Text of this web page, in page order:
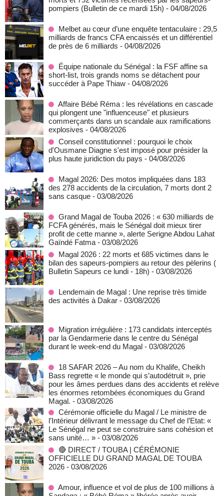
pompiers (Bulletin de ce mardi 15h) - 04/08/2026
Melbet au cœur d’une enquête tentaculaire : 29,5
milliards de francs CFA encaissés et un différentiel
de près de 6 milliards - 04/08/2026
Équipe nationale du Sénégal : la FSF affine sa
short-list, trois grands noms se détachent pour
succéder à Pape Thiaw - 04/08/2026
Affaire Bébé Réma : les révélations en cascade
qui plongent une "influenceuse" et plusieurs
commerçants dans un scandale aux ramifications
explosives - 04/08/2026
Conseil constitutionnel : pourquoi le choix
d'Ousmane Diagne s'est imposé pour présider la
plus haute juridiction du pays - 04/08/2026
Magal 2026: Des motos impliquées dans 183
des 278 accidents de la circulation, 7 morts dont 2
sans casque - 03/08/2026
Grand Magal de Touba 2026 : « 630 milliards de
FCFA générés, mais le Sénégal doit mieux tirer
profit de cette manne », alerte Serigne Abdou Lahat
Gaïndé Fatma - 03/08/2026
Magal 2026 : 22 morts et 685 victimes dans le
bilan des sapeurs-pompiers au retour des pèlerins (
Bulletin Sapeurs ce lundi - 18h) - 03/08/2026
Lendemain de Magal : Une reprise très timide
des activités à Dakar - 03/08/2026
Migration irrégulière : 173 candidats interceptés
par la Gendarmerie dans le centre du Sénégal
durant le week-end du Magal - 03/08/2026
18 SAFAR 2026 – Au nom du Khalife, Cheikh
Bass regrette « le monde qui s’autodétruit », prie
pour les âmes perdues dans des accidents et relève
les énormes retombées économiques du Grand
Magal. - 03/08/2026
Cérémonie officielle du Magal / Le ministre de
l’Intérieur délivrant le message du Chef de l’Etat: «
Le Sénégal ne peut se construire sans cohésion et
sans unité… » - 03/08/2026
🔴 DIRECT / TOUBA | CÉRÉMONIE
OFFICIELLE DU GRAND MAGAL DE TOUBA
2026 - 03/08/2026
Amour, influence et vol de plus de 100 millions à